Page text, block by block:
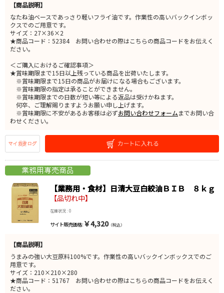
【商品説明】
なたね油ベースであっさり軽いフライ油です。作業性の高いバックインボッ
クスでのご用意です。
サイズ：27×36×2
★商品コード：52384 お問い合わせの際はこちらの商品コードをお伝えく
ださい。
＜ご購入におけるご確認事項＞
★賞味期限まで15日以上残っている商品を出荷いたします。
※賞味期限まで15日の商品がお届けになる場合もございます。
※賞味期限の指定は承ることができません。
※賞味期限までの日数が短い等による返品は受けかねます。
何卒、ご理解賜りますようお願い申し上げます。
※賞味期限に不安があるお客様は必ずお問い合わせフォームまでお問い合
わせください。
【業務用・食材】日清大豆白絞油ＢＩＢ ８ｋｇ
【品切れ中】
在庫状況 : 0
サイト販売価格 : ￥4,320（税込）
【商品説明】
うまみの強い大豆原料100%です。作業性の高いバックインボックスでのご
用意です。
サイズ：210×210×280
★商品コード：51767 お問い合わせの際はこちらの商品コードをお伝えく
ださい。